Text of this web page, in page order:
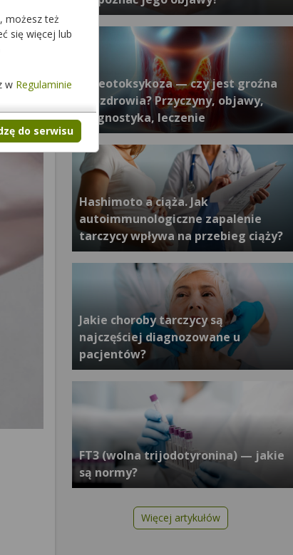
Tyreotoksykoza — czy jest groźna
dla zdrowia? Przyczyny, objawy,
diagnostyka, leczenie
Hashimoto a ciąża. Jak
autoimmunologiczne zapalenie
tarczycy wpływa na przebieg ciąży?
Jakie choroby tarczycy są
najczęściej diagnozowane u
pacjentów?
FT3 (wolna trijodotyronina) — jakie
są normy?
Więcej artykułów
możesz też
się więcej lub
w Regulaminie
do serwisu